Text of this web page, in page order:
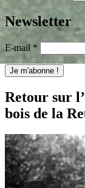
Newsletter
E-mail *
Retour sur
bois de la